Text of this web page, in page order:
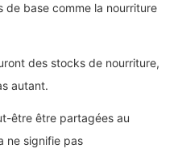
de base comme la nourriture
des stocks de nourriture,
autant.
être être partagées au
ne signifie pas